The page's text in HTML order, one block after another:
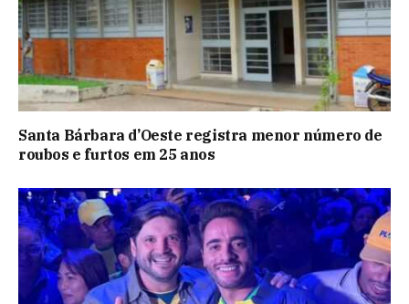
Santa Bárbara d’Oeste registra menor número de
roubos e furtos em 25 anos